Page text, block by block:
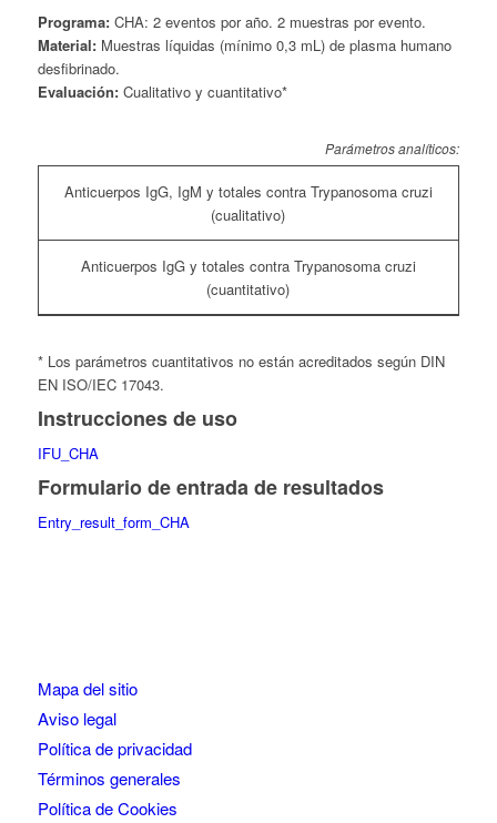
Programa:CHA: 2 eventos por año. 2 muestras por evento.
Material:Muestras líquidas (mínimo 0,3 mL) de plasma humano
desfibrinado.
Evaluación:Cualitativo y cuantitativo*
Parámetros analíticos:
Anticuerpos IgG, IgM y totales contra Trypanosoma cruzi
(cualitativo)
Anticuerpos IgG y totales contra Trypanosoma cruzi
(cuantitativo)
* Los parámetros cuantitativos no están acreditados según DIN
EN ISO/IEC 17043.
Instrucciones de uso
IFU_CHA
Formulario de entrada de resultados
Entry_result_form_CHA
Mapa del sitio
Aviso legal
Política de privacidad
Términos generales
Política de Cookies